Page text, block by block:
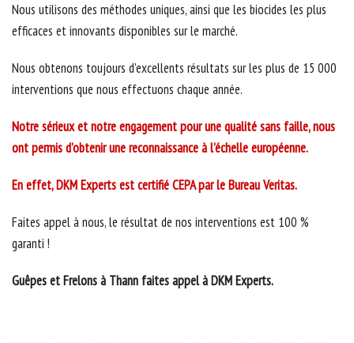
Nous utilisons des méthodes uniques, ainsi que les biocides les plus
efficaces et innovants disponibles sur le marché.
Nous obtenons toujours d’excellents résultats sur les plus de 15 000
interventions que nous effectuons chaque année.
Notre sérieux et notre engagement pour une qualité sans faille, nous
ont permis d’obtenir une reconnaissance à l’échelle européenne.
En effet, DKM Experts est certifié CEPA par le Bureau Veritas.
Faites appel à nous, le résultat de nos interventions est 100 %
garanti !
Guêpes et Frelons à Thann faites appel à DKM Experts.